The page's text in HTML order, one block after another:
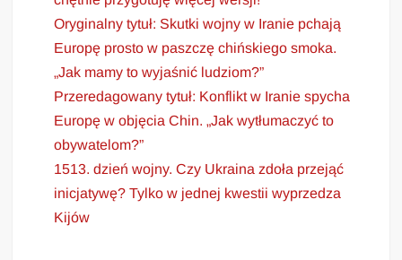
Oryginalny tytuł: Skutki wojny w Iranie pchają
Europę prosto w paszczę chińskiego smoka.
„Jak mamy to wyjaśnić ludziom?”
Przeredagowany tytuł: Konflikt w Iranie spycha
Europę w objęcia Chin. „Jak wytłumaczyć to
obywatelom?”
1513. dzień wojny. Czy Ukraina zdoła przejąć
inicjatywę? Tylko w jednej kwestii wyprzedza
Kijów